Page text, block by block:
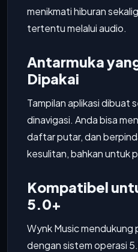
menikmati hiburan
tertentu melalui audio.
Antarmuka
Dipakai
Tampilan aplikasi dibuat
dinavigasi. Anda bisa
daftar putar, dan
kesulitan, bahkan untuk
Kompatibel
5.0+
Wynk Music mendukung
dengan sistem operasi